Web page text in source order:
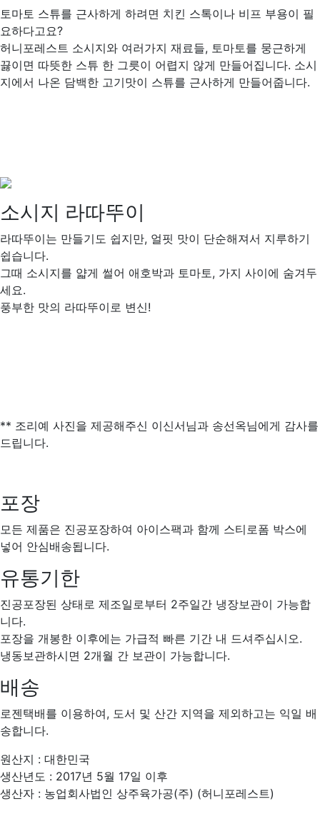
토마토 스튜를 근사하게 하려면 치킨 스톡이나 비프 부용이 필
요하다고요?
허니포레스트 소시지와 여러가지 재료들, 토마토를 뭉근하게
끓이면 따뜻한 스튜 한 그릇이 어렵지 않게 만들어집니다. 소시
지에서 나온 담백한 고기맛이 스튜를 근사하게 만들어줍니다.
소시지 라따뚜이
라따뚜이는 만들기도 쉽지만, 얼핏 맛이 단순해져서 지루하기
쉽습니다.
그때 소시지를 얇게 썰어 애호박과 토마토, 가지 사이에 숨겨두
세요.
풍부한 맛의 라따뚜이로 변신!
** 조리예 사진을 제공해주신 이신서님과 송선옥님에게 감사를
드립니다.
포장
모든 제품은 진공포장하여 아이스팩과 함께 스티로폼 박스에
넣어 안심배송됩니다.
유통기한
진공포장된 상태로 제조일로부터 2주일간 냉장보관이 가능합
니다.
포장을 개봉한 이후에는 가급적 빠른 기간 내 드셔주십시오.
냉동보관하시면 2개월 간 보관이 가능합니다.
배송
로젠택배를 이용하여, 도서 및 산간 지역을 제외하고는 익일 배
송합니다.
원산지 : 대한민국
생산년도 : 2017년 5월 17일 이후
생산자 : 농업회사법인 상주육가공(주) (허니포레스트)